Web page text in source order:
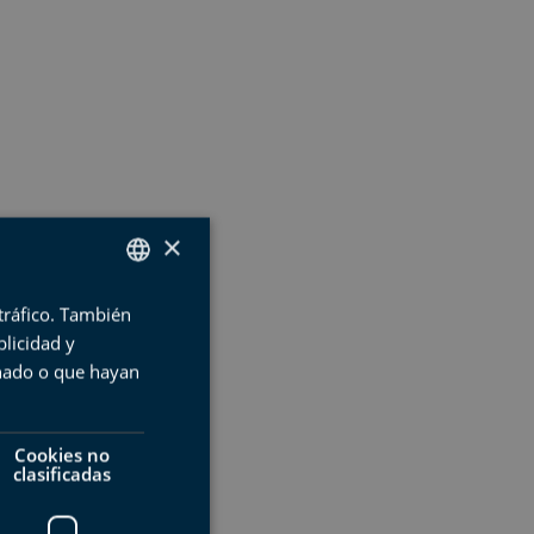
SPANISH
FRENCH
×
También
y
o que hayan
Cookies no
clasificadas